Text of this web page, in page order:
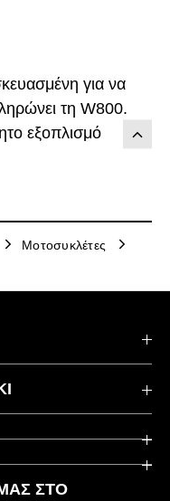
για να
τη W800.
εξοπλισμό
Μοτοσυκλέτες
ΣΤΟ